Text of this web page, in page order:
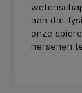
aan dat
onze
hersenen